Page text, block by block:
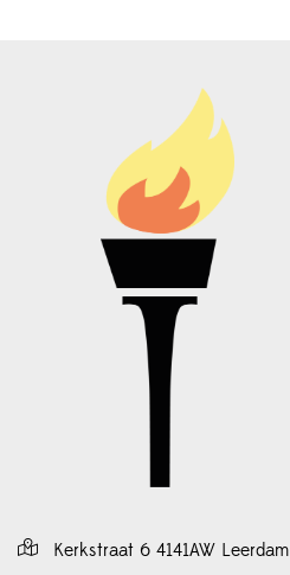
Kerkstraat 6 4141AW Leerdam